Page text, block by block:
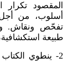
المقصود
أسلوب، من أجل
تفحّص ونقاش.
طبيعة
2- ينطوي